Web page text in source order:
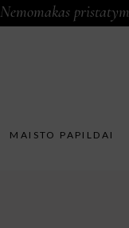
Nemomakas
MAISTO PAPILDAI